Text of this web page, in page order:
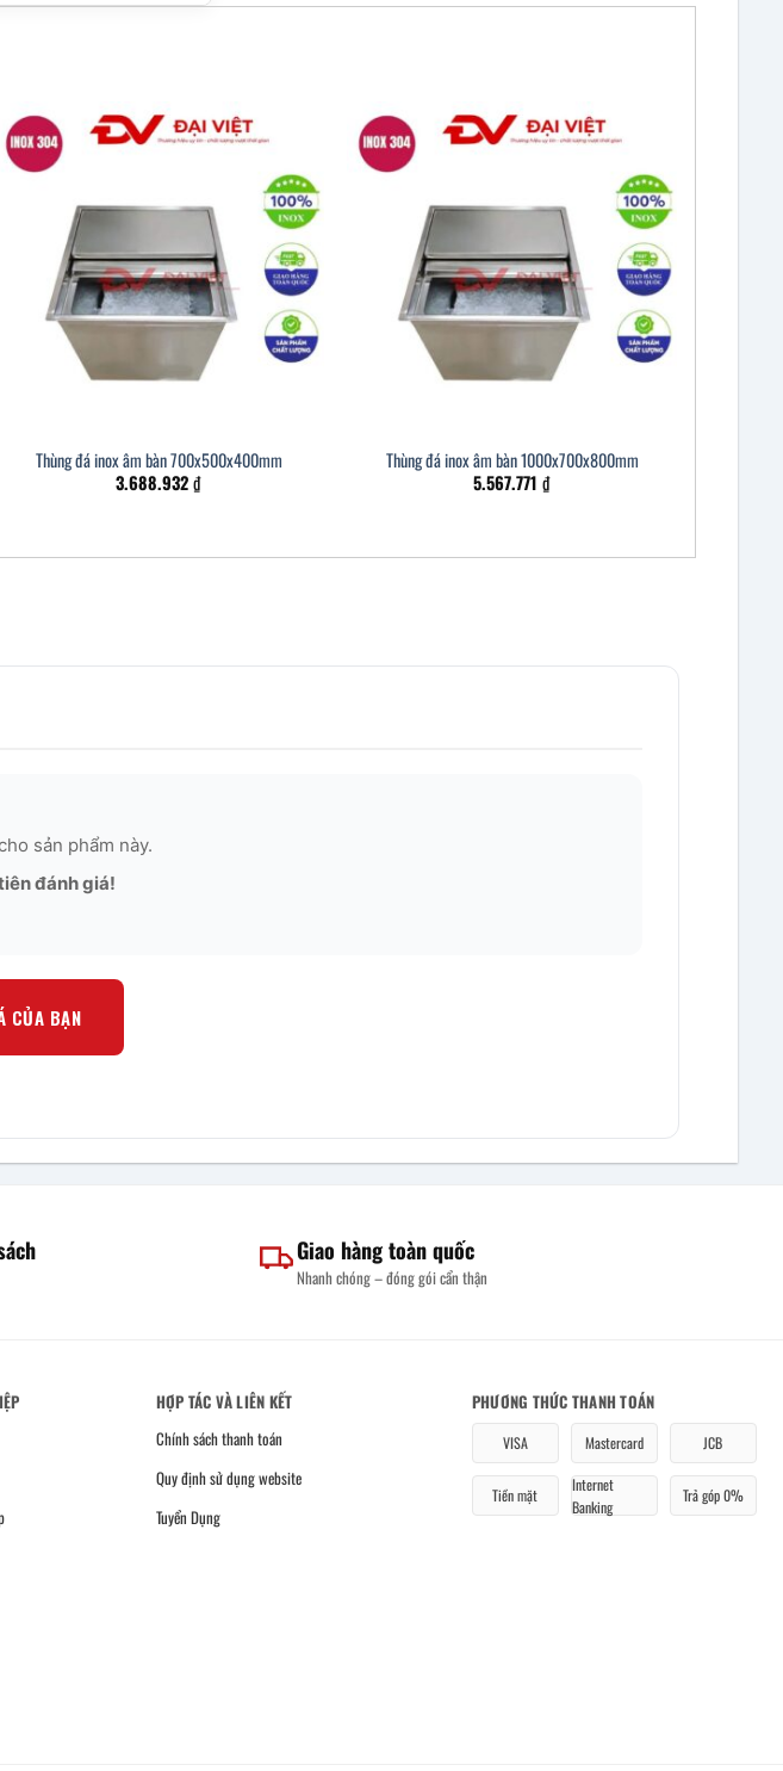
Thùng đá inox âm bàn 700x500x400mm
3.688.932₫
Thùng đá inox âm bàn 1000x700x800mm
5.567.771₫
sản phẩm này.
đánh giá!
CỦA BẠN
Giao hàng toàn quốc
Nhanh chóng – đóng gói cẩn thận
HỢP TÁC VÀ LIÊN KẾT
Chính sách thanh toán
Quy định sử dụng website
Tuyển Dụng
PHƯƠNG THỨC THANH TOÁN
VISA Mastercard JCB
Tiền mặt
Internet
Banking
Trả góp 0%